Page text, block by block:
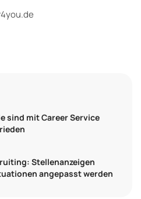
sind mit Career Service
Stellenanzeigen
angepasst werden